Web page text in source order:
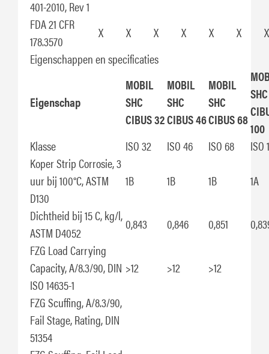
401-2010, Rev 1
FDA 21 CFR
178.3570
X X X X X X
X
Eigenschappen en specificaties
Eigenschap
MOBIL
SHC
CIBUS 32
MOBIL
SHC
CIBUS 46
MOBIL
SHC
CIBUS 68
SHC
100
Klasse
ISO 32 ISO 46 ISO 68
ISO
Koper Strip Corrosie, 3
uur bij 100°C, ASTM
D130
1B 1B 1B
1A
Dichtheid bij 15 C, kg/l,
ASTM D4052
0,843 0,846 0,851
FZG Load Carrying
Capacity, A/8.3/90, DIN
ISO 14635-1
>12 >12
>12
FZG Scuffing, A/8.3/90,
Fail Stage, Rating, DIN
51354